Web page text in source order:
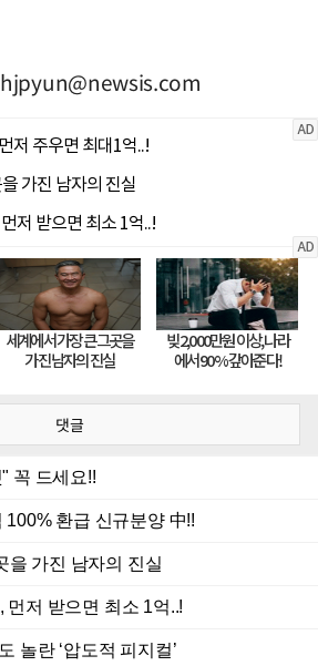
hjpyun@newsis.com
댓글